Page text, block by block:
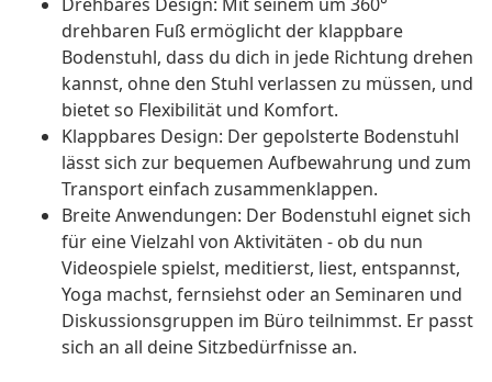
drehbaren Fuß ermöglicht der klappbare
Bodenstuhl, dass du dich in jede Richtung drehen
kannst, ohne den Stuhl verlassen zu müssen, und
bietet so Flexibilität und Komfort.
Klappbares Design: Der gepolsterte Bodenstuhl
lässt sich zur bequemen Aufbewahrung und zum
Transport einfach zusammenklappen.
Breite Anwendungen: Der Bodenstuhl eignet sich
für eine Vielzahl von Aktivitäten - ob du nun
Videospiele spielst, meditierst, liest, entspannst,
Yoga machst, fernsiehst oder an Seminaren und
Diskussionsgruppen im Büro teilnimmst. Er passt
sich an all deine Sitzbedürfnisse an.